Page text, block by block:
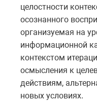
целостности
осознанного
организуемая на
информационной
контекстом
осмысления к
действиям,
новых условиях.